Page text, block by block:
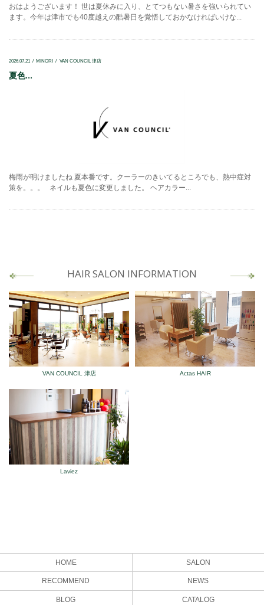
おはようございます！ 世は夏休みに入り、とてつもない暑さを強いられてい
ます。今年は津市でも40度越えの酷暑日を覚悟しておかなければいけな...
2026.07.21 MINORI VAN COUNCIL 津店
夏色...
梅雨が明けましたね 夏本番です。クーラーのきいてるところでも、熱中症対
策を。。。 ネイルも夏色に変更しました。 ヘアカラー...
HAIR SALON INFORMATION
VAN COUNCIL 津店 Actas HAIR
Laviez
HOME SALON
RECOMMEND NEWS
BLOG CATALOG